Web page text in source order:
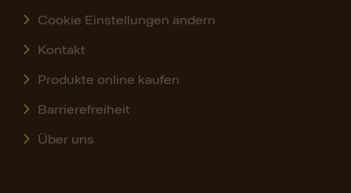
Cookie Einstellungen ändern
Kontakt
Produkte online kaufen
Barrierefreiheit
Über uns